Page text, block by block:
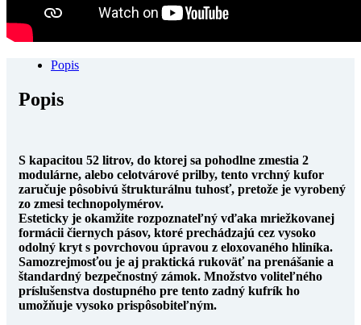
Popis
Popis
S kapacitou 52 litrov, do ktorej sa pohodlne zmestia 2
modulárne, alebo celotvárové prilby, tento vrchný kufor
zaručuje pôsobivú štrukturálnu tuhosť, pretože je vyrobený
zo zmesi technopolymérov.
Esteticky je okamžite rozpoznateľný vďaka mriežkovanej
formácii čiernych pásov, ktoré prechádzajú cez vysoko
odolný kryt s povrchovou úpravou z eloxovaného hliníka.
Samozrejmosťou je aj praktická rukoväť na prenášanie a
štandardný bezpečnostný zámok. Množstvo voliteľného
príslušenstva dostupného pre tento zadný kufrík ho
umožňuje vysoko prispôsobiteľným.